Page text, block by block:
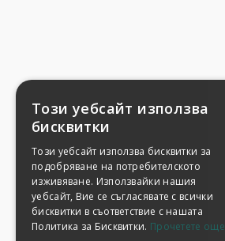
Този уебсайт използва
бисквитки
Този уебсайт използва бисквитки за
подобряване на потребителското
изживяване. Използвайки нашия
уебсайт, Вие се съгласявате с всички
бисквитки в съответствие с нашата
Политика за Бисквитки. Прочетете още